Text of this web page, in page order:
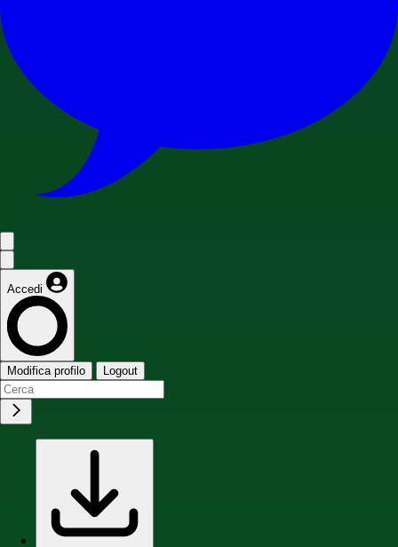
Accedi
Modifica profilo Logout